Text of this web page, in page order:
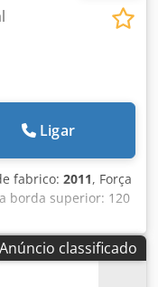
Ligar
fabrico: 2011, Força
borda superior: 120
de trabalho: 8,0
min Altura de
Dodpfeznnhiox
de energia: 1,5
Anúncio classificado